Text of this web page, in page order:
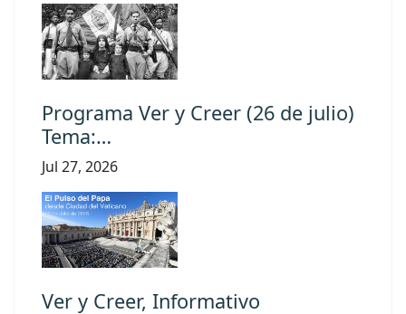
Programa Ver y Creer (26 de julio)
Tema:…
Jul 27, 2026
Ver y Creer, Informativo